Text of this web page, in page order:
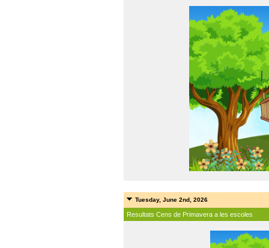
Tuesday, June 2nd, 2026
Resultats Cens de Primavera a les escoles